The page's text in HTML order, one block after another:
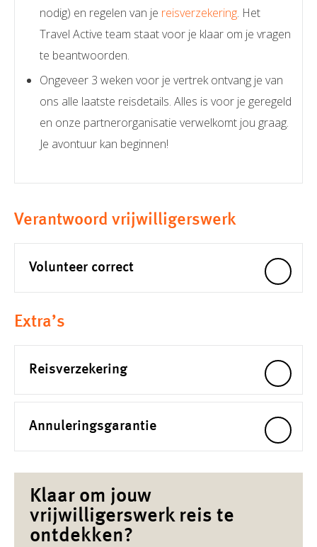
nodig) en regelen van je reisverzekering. Het
Travel Active team staat voor je klaar om je vragen
te beantwoorden.
Ongeveer 3 weken voor je vertrek ontvang je van
ons alle laatste reisdetails. Alles is voor je geregeld
en onze partnerorganisatie verwelkomt jou graag.
Je avontuur kan beginnen!
Verantwoord vrijwilligerswerk
Volunteer correct
Extra’s
Reisverzekering
Annuleringsgarantie
Klaar om jouw
vrijwilligerswerk reis te
ontdekken?